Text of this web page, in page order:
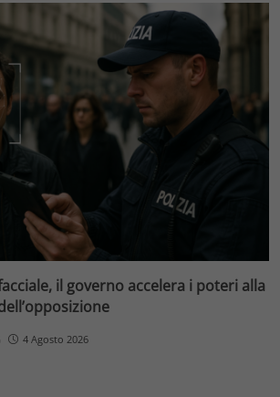
il governo accelera i poteri alla
4 Agosto 2026